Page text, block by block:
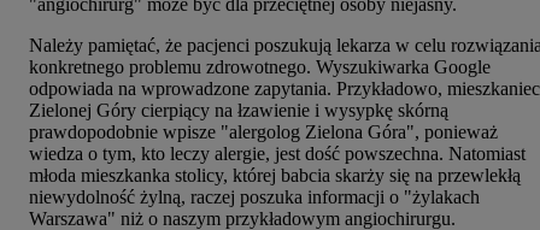
"angiochirurg" może być dla przeciętnej osoby niejasny.
Należy pamiętać, że pacjenci poszukują lekarza w celu
konkretnego problemu zdrowotnego. Wyszukiwarka Google
odpowiada na wprowadzone zapytania. Przykładowo, mieszkaniec
Zielonej Góry cierpiący na łzawienie i wysypkę skórną
prawdopodobnie wpisze "alergolog Zielona Góra", ponieważ
wiedza o tym, kto leczy alergie, jest dość powszechna. Natomiast
młoda mieszkanka stolicy, której babcia skarży się na przewlekłą
niewydolność żylną, raczej poszuka informacji o "żylakach
Warszawa" niż o naszym przykładowym angiochirurgu.